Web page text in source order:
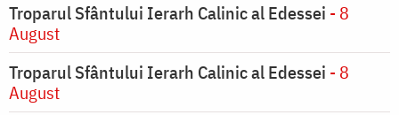
Troparul Sfântului Ierarh Calinic al Edessei - 8
August
Troparul Sfântului Ierarh Calinic al Edessei - 8
August